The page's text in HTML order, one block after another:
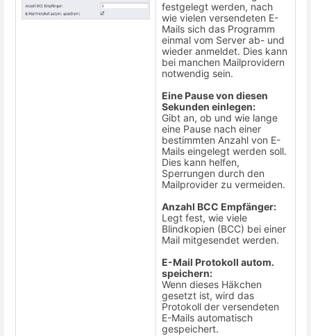
festgelegt werden, nach
wie vielen versendeten E-
Mails sich das Programm
einmal vom Server ab- und
wieder anmeldet. Dies kann
bei manchen Mailprovidern
notwendig sein.
Eine Pause von diesen
Sekunden einlegen:
Gibt an, ob und wie lange
eine Pause nach einer
bestimmten Anzahl von E-
Mails eingelegt werden soll.
Dies kann helfen,
Sperrungen durch den
Mailprovider zu vermeiden.
Anzahl BCC Empfänger:
Legt fest, wie viele
Blindkopien (BCC) bei einer
Mail mitgesendet werden.
E-Mail Protokoll autom.
speichern:
Wenn dieses Häkchen
gesetzt ist, wird das
Protokoll der versendeten
E-Mails automatisch
gespeichert.